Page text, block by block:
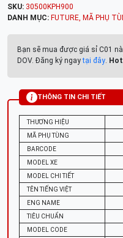
SKU: 30500KPH900
DANH MỤC: FUTURE, MÃ PHỤ
Bạn sẽ mua được giá sỉ C01
DOV. Đăng ký ngaytại đây.
THÔNG TIN CHI TIẾT
THƯƠNG HIỆU
MÃ PHỤ TÙNG
BARCODE
MODEL XE
MODEL CHI TIẾT
TÊN TIẾNG VIỆT
ENG NAME
TIÊU CHUẨN
MODEL CODE